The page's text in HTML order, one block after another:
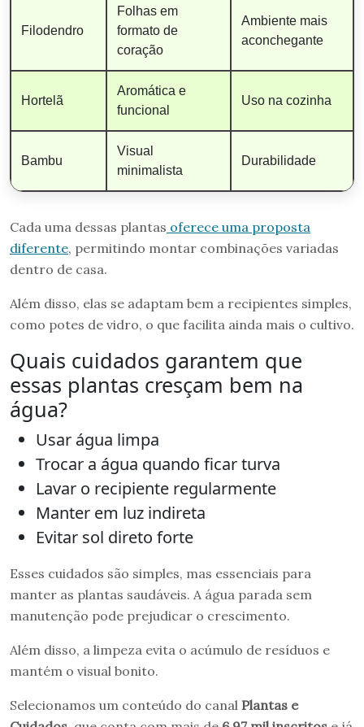
Filodendro
Folhas em
formato de
coração
Ambiente mais
aconchegante
Hortelã
Aromática e
funcional
Uso na cozinha
Bambu
Visual
minimalista
Durabilidade
Cada uma dessas plantas oferece uma proposta
diferente, permitindo montar combinações variadas
dentro de casa.
Além disso, elas se adaptam bem a recipientes simples,
como potes de vidro, o que facilita ainda mais o cultivo.
Quais cuidados garantem que
essas plantas cresçam bem na
água?
Usar água limpa
Trocar a água quando ficar turva
Lavar o recipiente regularmente
Manter em luz indireta
Evitar sol direto forte
Esses cuidados são simples, mas essenciais para
manter as plantas saudáveis. A água parada sem
manutenção pode prejudicar o crescimento.
Além disso, a limpeza evita o acúmulo de resíduos e
mantém o visual bonito.
Selecionamos um conteúdo do canal Plantas e